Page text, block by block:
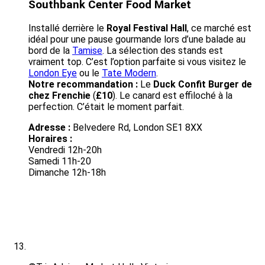
Southbank Center Food Market
Installé derrière le Royal Festival Hall, ce marché est
idéal pour une pause gourmande lors d’une balade au
bord de la Tamise. La sélection des stands est
vraiment top. C’est l’option parfaite si vous visitez le
London Eye ou le Tate Modern.
Notre recommandation : Le Duck Confit Burger de
chez Frenchie (£10). Le canard est effiloché à la
perfection. C’était le moment parfait.
Adresse : Belvedere Rd, London SE1 8XX
Horaires :
Vendredi 12h-20h
Samedi 11h-20
Dimanche 12h-18h